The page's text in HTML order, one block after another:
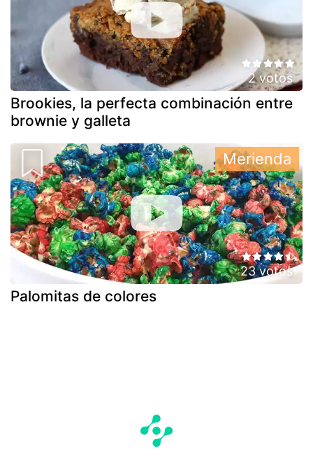
2 votos
Brookies, la perfecta combinación entre
brownie y galleta
23 votos
Palomitas de colores
Merienda